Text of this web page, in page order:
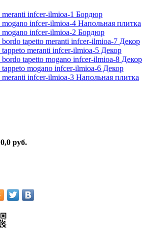
0,0 руб.